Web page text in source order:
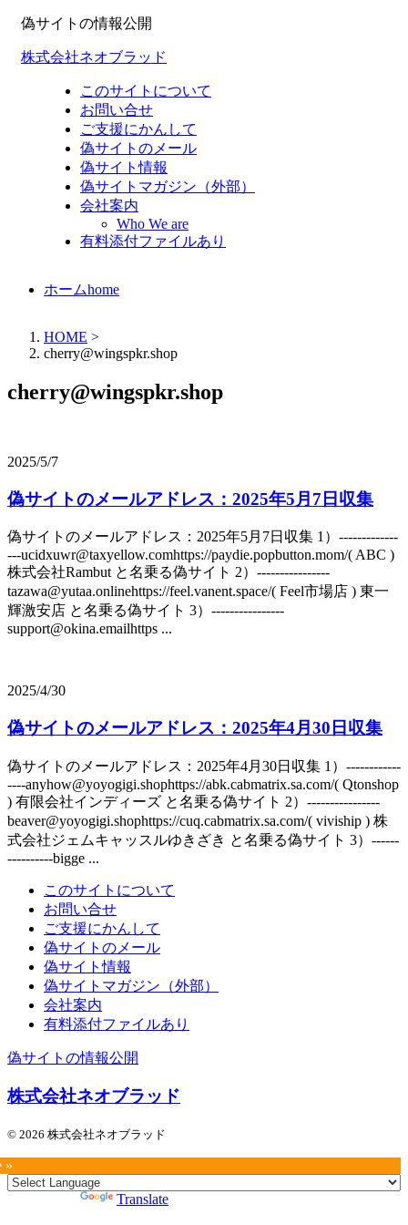
偽サイトの情報公開
株式会社ネオブラッド
このサイトについて
お問い合せ
ご支援にかんして
偽サイトのメール
偽サイト情報
偽サイトマガジン（外部）
会社案内
Who We are
有料添付ファイルあり
ホームhome
HOME >
cherry@wingspkr.shop
cherry@wingspkr.shop
2025/5/7
偽サイトのメールアドレス：2025年5月7日収集
偽サイトのメールアドレス：2025年5月7日収集 1）-------------
---ucidxuwr@taxyellow.comhttps://paydie.popbutton.mom/( ABC )
株式会社Rambut と名乗る偽サイト 2）----------------
tazawa@yutaa.onlinehttps://feel.vanent.space/( Feel市場店 ) 東一
輝激安店 と名乗る偽サイト 3）----------------
support@okina.emailhttps ...
2025/4/30
偽サイトのメールアドレス：2025年4月30日収集
偽サイトのメールアドレス：2025年4月30日収集 1）------------
----anyhow@yoyogigi.shophttps://abk.cabmatrix.sa.com/( Qtonshop
) 有限会社インディーズ と名乗る偽サイト 2）----------------
beaver@yoyogigi.shophttps://cuq.cabmatrix.sa.com/( viviship ) 株
式会社ジェムキャッスルゆきざき と名乗る偽サイト 3）------
----------bigge ...
このサイトについて
お問い合せ
ご支援にかんして
偽サイトのメール
偽サイト情報
偽サイトマガジン（外部）
会社案内
有料添付ファイルあり
偽サイトの情報公開
株式会社ネオブラッド
© 2026 株式会社ネオブラッド
»
Translate